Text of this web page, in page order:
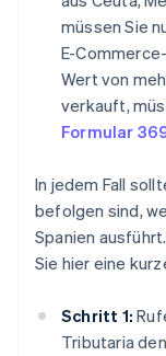
müssen Sie
E-
Wert von
verkauft,
Formular
In jedem Fall
befolgen sind,
Spanien
Sie hier eine
Schritt 1:
Tributaria den